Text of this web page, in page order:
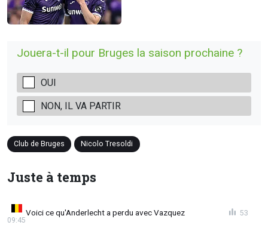
Jouera-t-il pour Bruges la saison prochaine ?
OUI
NON, IL VA PARTIR
Club de Bruges Nicolo Tresoldi
Juste à temps
Voici ce qu'Anderlecht a perdu avec Vazquez
09:45
53